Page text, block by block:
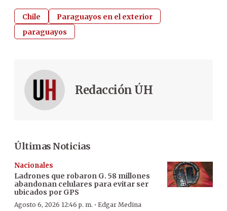
Chile
Paraguayos en el exterior
paraguayos
Redacción ÚH
Últimas Noticias
Nacionales
Ladrones que robaron G. 58 millones
abandonan celulares para evitar ser
ubicados por GPS
Agosto 6, 2026 12:46 p. m. · Edgar Medina